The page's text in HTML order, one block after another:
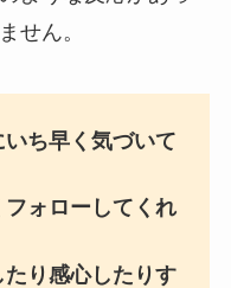
せん。
ち早く気づいて
ォローしてくれ
り感心したりす